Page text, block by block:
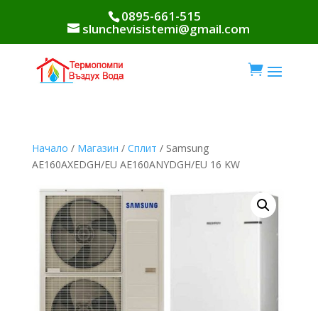
0895-661-515
slunchevisistemi@gmail.com

Начало / Магазин / Сплит / Samsung
AE160AXEDGH/EU AE160ANYDGH/EU 16 KW